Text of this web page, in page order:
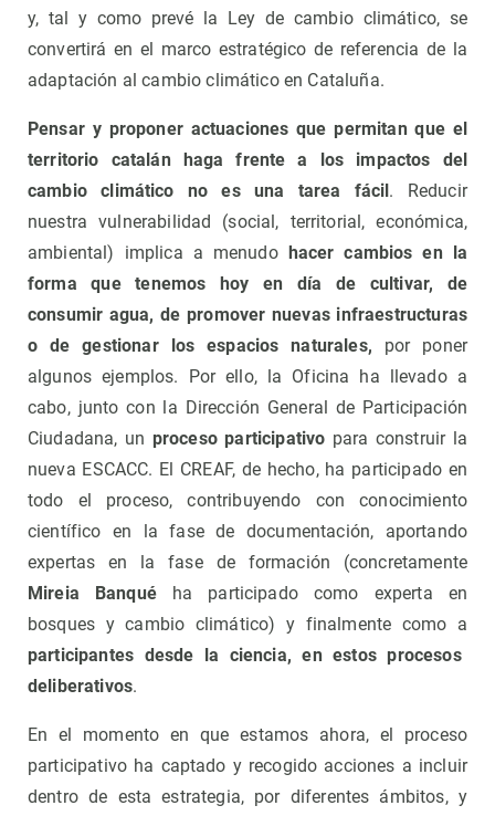
y, tal y como prevé la Ley de cambio climático, se
convertirá en el marco estratégico de referencia de la
adaptación al cambio climático en Cataluña.
Pensar y proponer actuaciones que permitan que el
territorio catalán haga frente a los impactos del
cambio climático no es una tarea fácil . Reducir
nuestra vulnerabilidad (social, territorial, económica,
ambiental) implica a menudo
hacer cambios en la
forma que tenemos hoy en día de cultivar, de
consumir agua, de promover nuevas infraestructuras
o de gestionar los espacios naturales, por poner
algunos ejemplos. Por ello, la Oficina ha llevado a
cabo, junto con la Dirección General de Participación
Ciudadana, un proceso participativo para construir la
nueva ESCACC. El CREAF, de hecho, ha participado en
todo el proceso, contribuyendo con conocimiento
científico en la fase de documentación, aportando
expertas en la fase de formación (concretamente
Mireia Banquéha participado como experta en
bosques y cambio climático) y finalmente como a
participantes desde la ciencia, en estos procesos
deliberativos.
En el momento en que estamos ahora, el proceso
participativo ha captado y recogido acciones a incluir
dentro de esta estrategia, por diferentes ámbitos, y